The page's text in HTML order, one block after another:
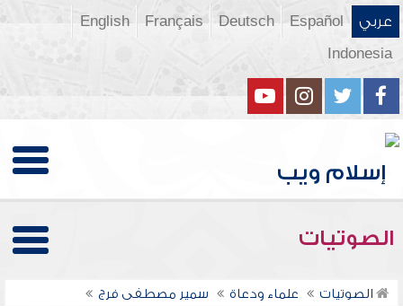
عربي Español
Deutsch
Français
English
Indonesia
الصوتيات
الصوتيات علماء ودعاة سمير مصطفى فرج